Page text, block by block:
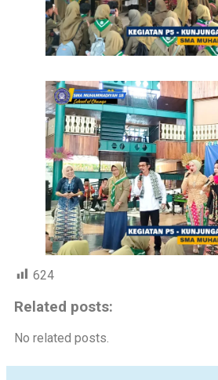
624
Related posts:
No related posts.